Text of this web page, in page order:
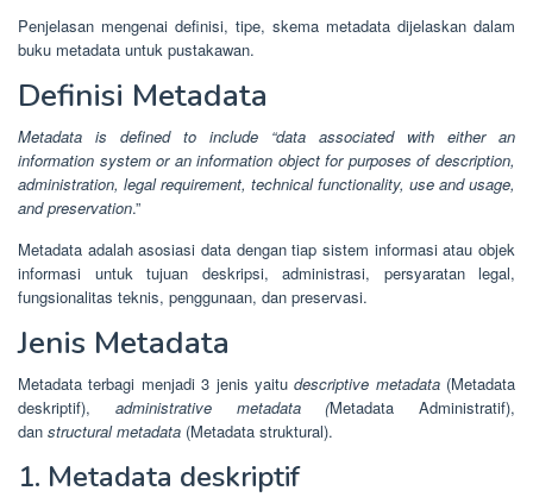
Penjelasan mengenai definisi, tipe, skema metadata dijelaskan dalam
buku metadata untuk pustakawan.
Definisi Metadata
Metadata is defined to include “data associated with either an
information system or an information object for purposes of description,
administration, legal requirement, technical functionality, use and usage,
and preservation.”
Metadata adalah asosiasi data dengan tiap sistem informasi atau objek
informasi untuk tujuan deskripsi, administrasi, persyaratan legal,
fungsionalitas teknis, penggunaan, dan preservasi.
Jenis Metadata
Metadata terbagi menjadi 3 jenis yaitudescriptive metadata (Metadata
deskriptif), administrative metadata (Metadata Administratif),
dan structural metadata (Metadata struktural).
1. Metadata deskriptif